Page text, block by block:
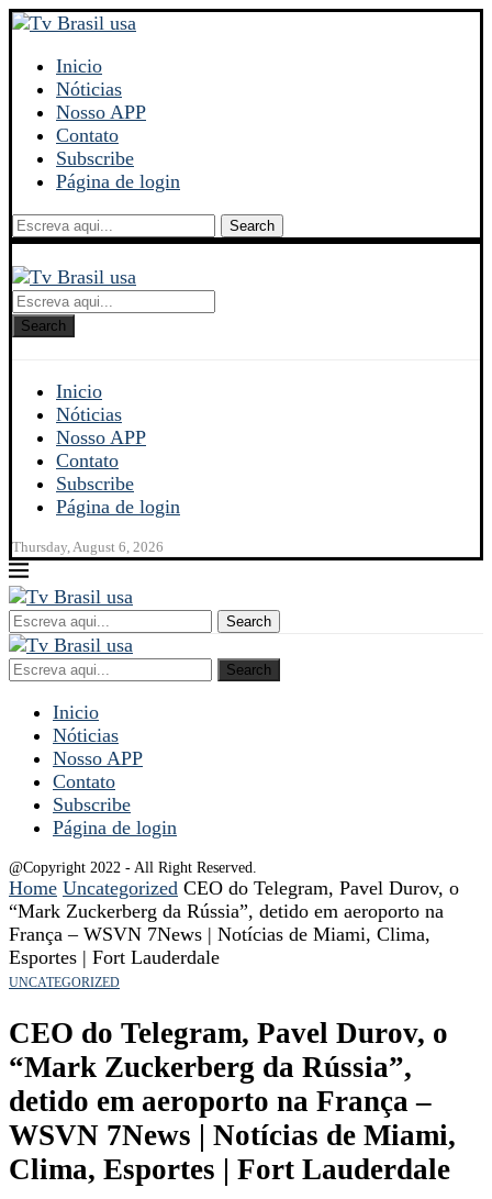
Inicio
Nóticias
Nosso APP
Contato
Subscribe
Página de login
Search
Search
Inicio
Nóticias
Nosso APP
Contato
Subscribe
Página de login
Thursday, August 6, 2026
Search
Search
Inicio
Nóticias
Nosso APP
Contato
Subscribe
Página de login
@Copyright 2022 - All Right Reserved.
Home Uncategorized CEO do Telegram, Pavel Durov, o
“Mark Zuckerberg da Rússia”, detido em aeroporto na
França – WSVN 7News | Notícias de Miami, Clima,
Esportes | Fort Lauderdale
UNCATEGORIZED
CEO do Telegram, Pavel Durov, o
“Mark Zuckerberg da Rússia”,
detido em aeroporto na França –
WSVN 7News | Notícias de Miami,
Clima, Esportes | Fort Lauderdale